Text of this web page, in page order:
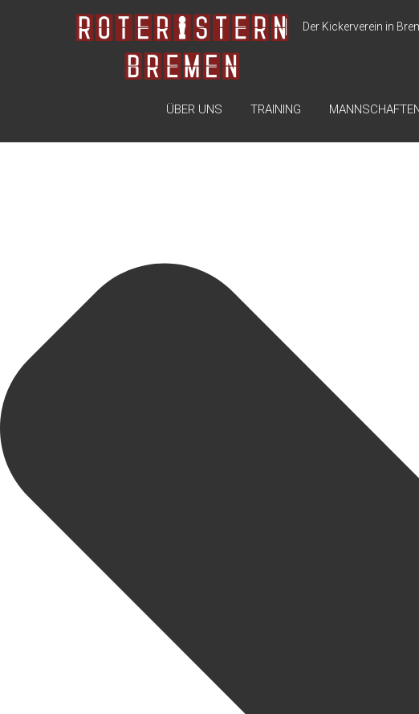
Der Kickerverein in
ÜBER UNS TRAINING